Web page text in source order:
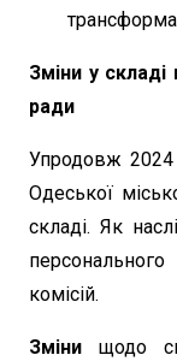
Зміни у складі
ради
Упродовж 2024
Одеської
складі. Як
комісій.
Зміни щодо